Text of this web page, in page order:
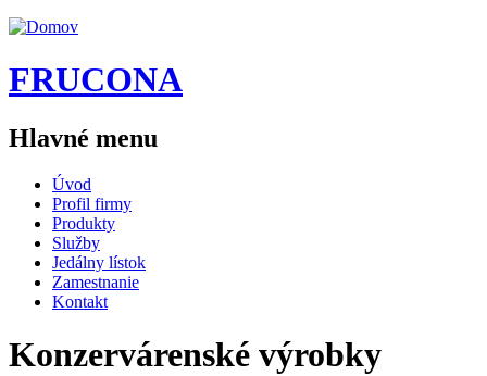
Jump to navigation
FRUCONA
Hlavné menu
Úvod
Profil firmy
Produkty
Služby
Jedálny lístok
Zamestnanie
Kontakt
Konzervárenské výrobky